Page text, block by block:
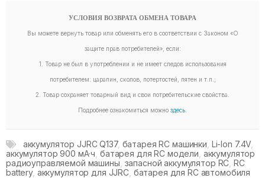
УСЛОВИЯ ВОЗВРАТА ОБМЕНА ТОВАРА
Вы можете вернуть товар или обменять его в соответствии с Законом «О
защите прав потребителей», если:
1. Товар не был в употреблении и не имеет следов использования
потребителем: царапин, сколов, потертостей, пятен и т.п.;
2. Товар сохраняет товарный вид и свои потребительские свойства.
Подробнее ознакомиться можно здесь
аккумулятор JJRC Q137, батарея RC машинки Li-Ion 7.4V
аккумулятор 900 мА·ч батарея для RC модели аккумулятор
радиоуправляемой машины запасной аккумулятор RC ,RC
battery, аккумулятор для JJRC батарея для RC автомобиля